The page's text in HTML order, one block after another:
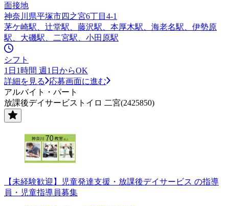
面接地
神奈川県平塚市四之宮6丁目4-1
茅ケ崎駅、辻堂駅、藤沢駅、本厚木駅、海老名駅、伊勢原
駅、大磯駅、二宮駅、小田原駅
シフト
1日1時間 週1日からOK
詳細を見る
応募画面に進む
アルバイト・パート
放課後デイサービストイロ 二宮(2425850)
【未経験歓迎】児童発達支援・放課後デイサービス の指導
員・児童指導員募集